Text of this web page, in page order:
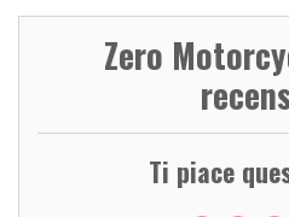
Zero
Ti piace